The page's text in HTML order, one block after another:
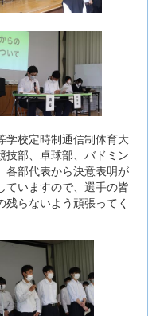
校定時制通信制体育大
技部、卓球部、バドミン
各部代表から決意表明が
ていますので、選手の皆
らないよう頑張ってく